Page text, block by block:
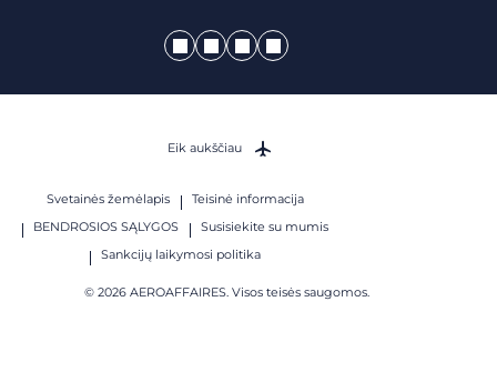
Svetainės žemėlapis
Teisinė informacija
BENDROSIOS SĄLYGOS
Susisiekite su mumis
Sankcijų laikymosi politika
© 2026 AEROAFFAIRES. Visos teisės saugomos.
Eik aukščiau